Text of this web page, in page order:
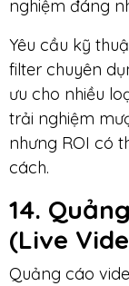
nghiệm đáng
Yêu cầu kỹ
filter chuyên
ưu cho nhiều
trải nghiệm
nhưng ROI có
cách.
14.
(Live
Quảng cáo